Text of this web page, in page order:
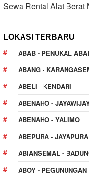
Sewa Rental Alat Berat
LOKASI TERBARU
ABAB - PENUKAL
ABANG -
ABELI - KENDARI
ABENAHO -
ABENAHO - YALIMO
ABEPURA - JAYAPURA
ABIANSEMAL -
ABOY - PEGUNUNGAN